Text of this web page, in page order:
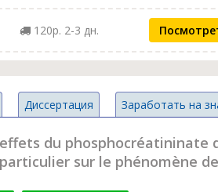
120р. 2-3 дн.
Диссертация Заработать на
du
sur le phénomène